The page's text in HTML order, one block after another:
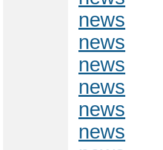
news
news
news
news
news
news